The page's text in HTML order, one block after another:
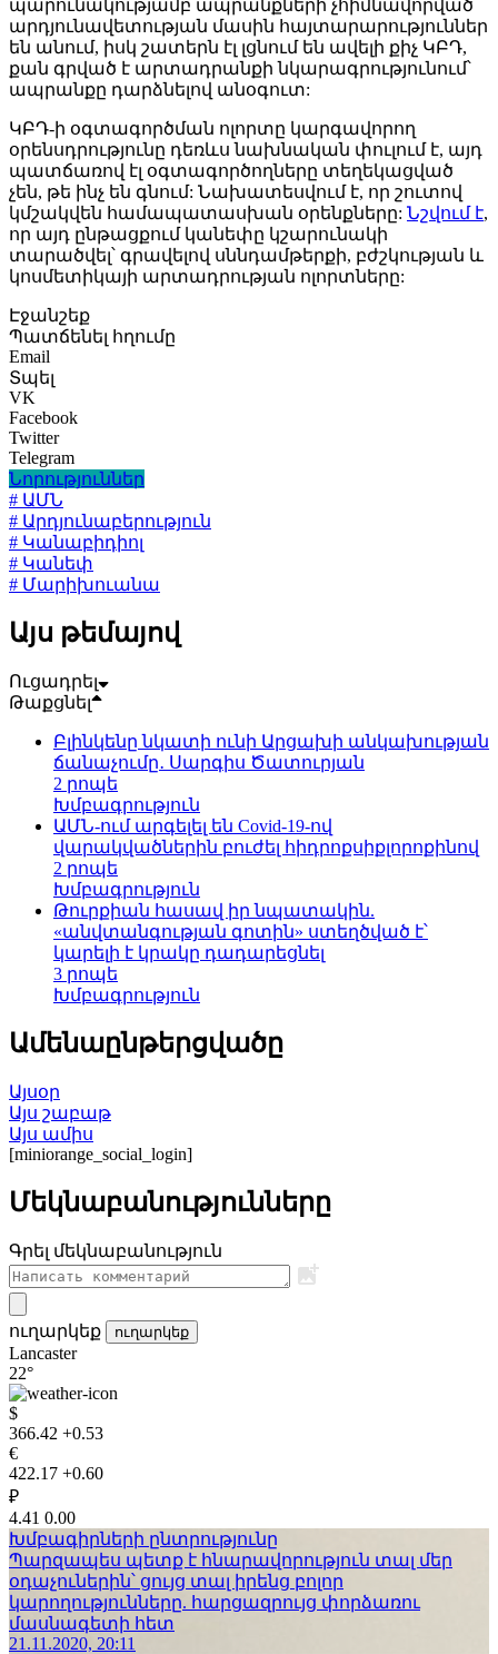
պարունակությամբ ապրանքների չհիմնավորված
արդյունավետության մասին հայտարարություններ
են անում, իսկ շատերն էլ լցնում են ավելի քիչ ԿԲԴ,
քան գրված է արտադրանքի նկարագրությունում՝
ապրանքը դարձնելով անօգուտ:
ԿԲԴ-ի օգտագործման ոլորտը կարգավորող
օրենսդրությունը դեռևս նախնական փուլում է, այդ
պատճառով էլ օգտագործողները տեղեկացված
չեն, թե ինչ են գնում: Նախատեսվում է, որ շուտով
կմշակվեն համապատասխան օրենքները: Նշվում է,
որ այդ ընթացքում կանեփը կշարունակի
տարածվել՝ գրավելով սննդամթերքի, բժշկության և
կոսմետիկայի արտադրության ոլորտները:
Էջանշեք
Պատճենել հղումը
Email
Տպել
VK
Facebook
Twitter
Telegram
Նորություններ
# ԱՄՆ
# Արդյունաբերություն
# Կանաբիդիոլ
# Կանեփ
# Մարիխուանա
Այս թեմայով
Ուցադրել
Թաքցնել
Բլինկենը նկատի ունի Արցախի անկախության
ճանաչումը․ Սարգիս Ծատուրյան
2 րոպե
Խմբագրություն
ԱՄՆ-ում արգելել են Covid-19-ով
վարակվածներին բուժել հիդրոքսիքլորոքինով
2 րոպե
Խմբագրություն
Թուրքիան հասավ իր նպատակին.
«անվտանգության գոտին» ստեղծված է՝
կարելի է կրակը դադարեցնել
3 րոպե
Խմբագրություն
Ամենաընթերցվածը
Այսօր
Այս շաբաթ
Այս ամիս
[miniorange_social_login]
Մեկնաբանությունները
Գրել մեկնաբանություն
ուղարկեք ուղարկեք
Lancaster
22°
$
366.42 +0.53
€
422.17 +0.60
₽
4.41 0.00
Խմբագիրների ընտրությունը
Պարզապես պետք է հնարավորություն տալ մեր
օդաչուներին՝ ցույց տալ իրենց բոլոր
կարողությունները. հարցազրույց փորձառու
մասնագետի հետ
21.11.2020, 20:11